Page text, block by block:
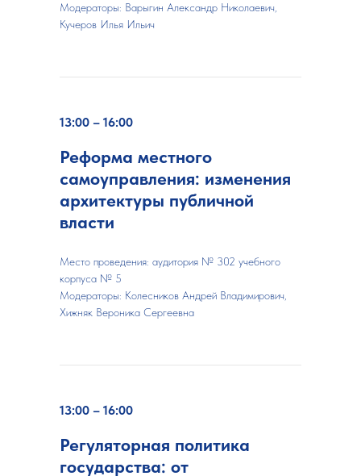
Модераторы: Варыгин Александр Николаевич,
Кучеров Илья Ильич
13:00 – 16:00
Реформа местного
самоуправления: изменения
архитектуры публичной
власти
Место проведения: аудитория № 302 учебного
корпуса № 5
Модераторы: Колесников Андрей Владимирович,
Хижняк Вероника Сергеевна
13:00 – 16:00
Регуляторная политика
государства: от